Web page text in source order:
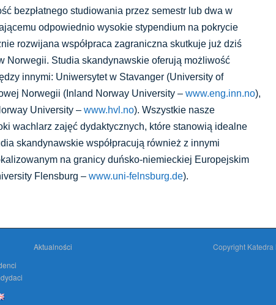
bezpłatnego studiowania przez semestr lub dwa w
odpowiednio wysokie stypendium na pokrycie
rozwijana współpraca zagraniczna skutkuje już dziś
Norwegii. Studia skandynawskie oferują możliwość
innymi: Uniwersytet w Stavanger (University of
Norwegii (Inland Norway University – www.eng.inn.no),
University – www.hvl.no). Wszystkie nasze
wachlarz zajęć dydaktycznych, które stanowią idealne
skandynawskie współpracują również z innymi
na granicy duńsko-niemieckiej Europejskim
Flensburg – www.uni-felnsburg.de).
Aktualności Copyright Katedra